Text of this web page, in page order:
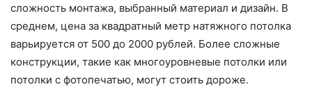
сложность монтажа, выбранный материал и дизайн. В
среднем, цена за квадратный метр натяжного потолка
варьируется от 500 до 2000 рублей. Более сложные
конструкции, такие как многоуровневые потолки или
потолки с фотопечатью, могут стоить дороже.